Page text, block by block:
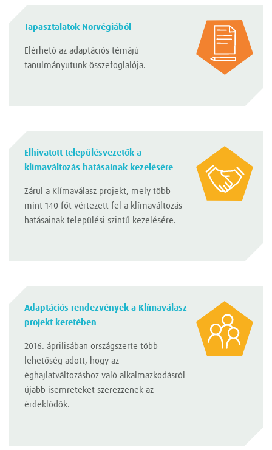
Tapasztalatok Norvégiából
Elérhető az adaptációs témájú
tanulmányutunk összefoglalója.
Elhivatott településvezetők a
klímaváltozás hatásainak kezelésére
Zárul a Klímaválasz projekt, mely több
mint 140 főt vértezett fel a klímaváltozás
hatásainak települési szintű kezelésére.
Adaptációs rendezvények a Klímaválasz
projekt keretében
2016. áprilisában országszerte több
lehetőség adott, hogy az
éghajlatváltozáshoz való alkalmazkodásról
újabb isemreteket szerezzenek az
érdeklődők.